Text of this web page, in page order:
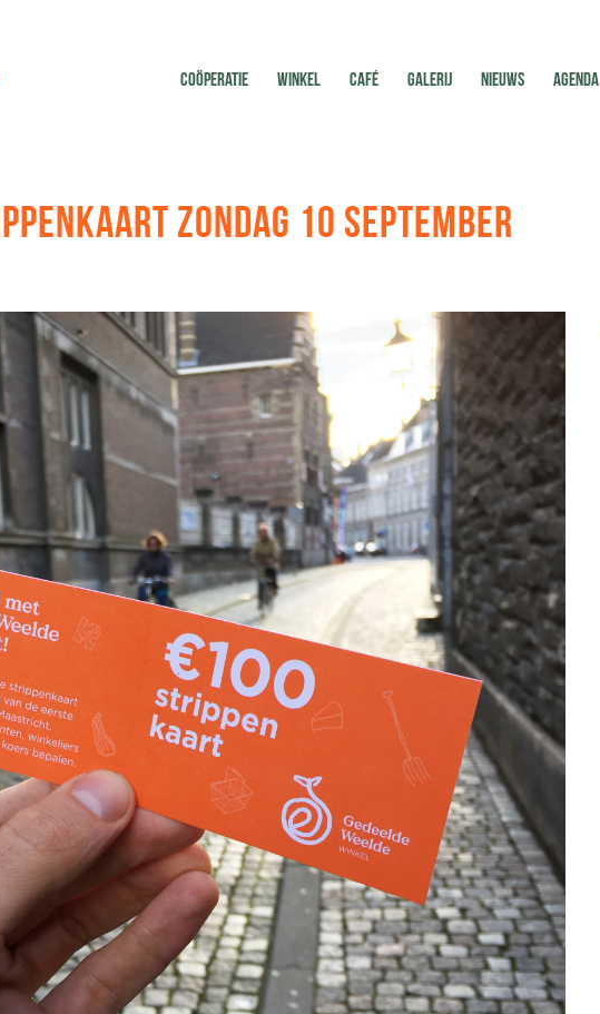
COÖPERATIE WINKEL CAFÉ GALERIJ NIEUWS AGENDA
ZONDAG 10 SEPTEMBER